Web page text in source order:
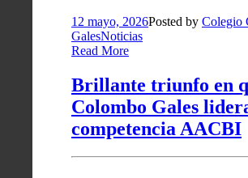
12 mayo, 2026Posted by Colegio
GalesNoticias
Read More
Brillante triunfo en
Colombo Gales
competencia AACBI